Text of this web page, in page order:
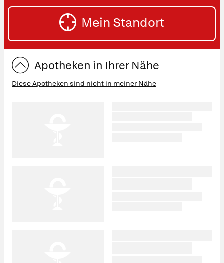
Straße
Mein Standort
Apotheken in Ihrer Nähe
Diese Apotheken sind nicht in meiner Nähe